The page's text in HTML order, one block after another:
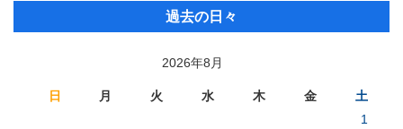
過去の日々
2026年8月
日 月 火 水 木 金 土
1